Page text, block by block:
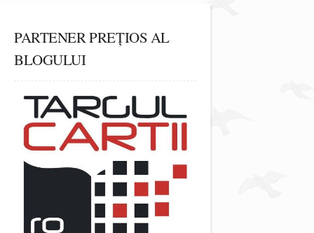
PARTENER PREȚIOS AL
BLOGULUI